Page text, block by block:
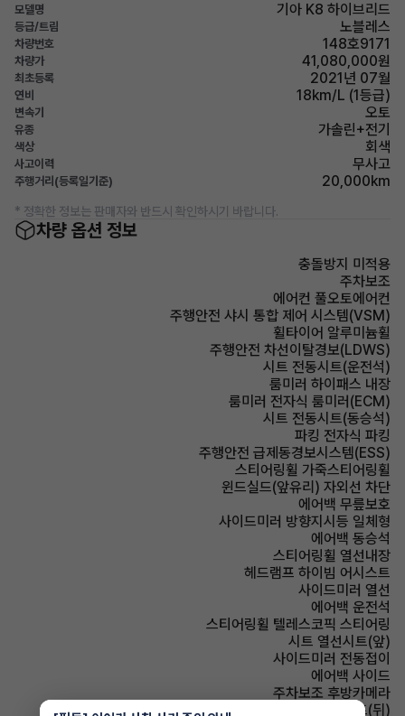
모델명 기아 K8 하이브리드
등급/트림 노블레스
차량번호 148호9171
차량가 41,080,000원
최초등록 2021년 07월
연비 18km/L (1등급)
변속기 오토
유종 가솔린+전기
색상 회색
사고이력 무사고
주행거리(등록일기준) 20,000km
* 정확한 정보는 판매자와 반드시 확인하시기 바랍니다.
차량 옵션 정보
충돌방지 미적용
주차보조
에어컨 풀오토에어컨
주행안전 샤시 통합 제어 시스템(VSM)
휠타이어 알루미늄휠
주행안전 차선이탈경보(LDWS)
시트 전동시트(운전석)
룸미러 하이패스 내장
룸미러 전자식 룸미러(ECM)
시트 전동시트(동승석)
파킹 전자식 파킹
주행안전 급제동경보시스템(ESS)
스티어링휠 가죽스티어링휠
윈드실드(앞유리) 자외선 차단
에어백 무릎보호
사이드미러 방향지시등 일체형
에어백 동승석
스티어링휠 열선내장
헤드램프 하이빔 어시스트
사이드미러 열선
에어백 운전석
스티어링휠 텔레스코픽 스티어링
시트 열선시트(앞)
사이드미러 전동접이
에어백 사이드
주차보조 후방카메라
시트 열선시트(뒤)